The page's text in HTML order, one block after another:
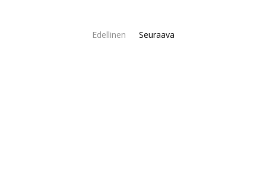
Edellinen Seuraava